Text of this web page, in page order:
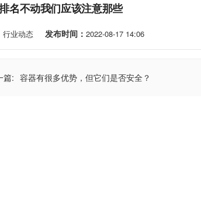
名不动我们应该注意那些
行业动态 发布时间： 2022-08-17 14:06
篇: 容器有很多优势，但它们是否安全？